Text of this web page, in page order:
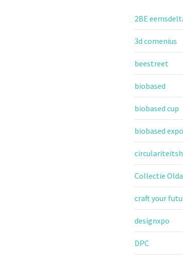
2BE
3d comenius
beestreet
biobased
biobased cup
biobased expo
Collectie
craft your
designxpo
DPC